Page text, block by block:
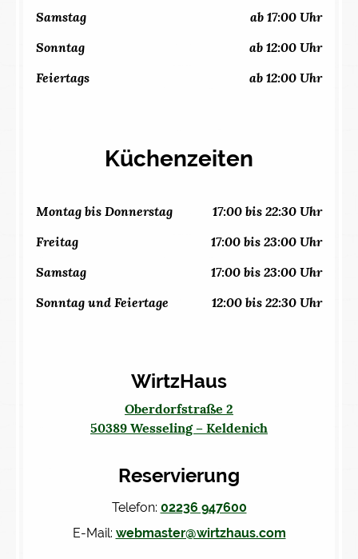
Samstag ab 17:00 Uhr
Sonntag ab 12:00 Uhr
Feiertags ab 12:00 Uhr
Küchenzeiten
Montag bis Donnerstag 17:00 bis 22:30 Uhr
Freitag 17:00 bis 23:00 Uhr
Samstag 17:00 bis 23:00 Uhr
Sonntag und Feiertage 12:00 bis 22:30 Uhr
WirtzHaus
Oberdorfstraße 2
50389 Wesseling – Keldenich
Reservierung
Telefon: 02236 947600
E-Mail: webmaster@wirtzhaus.com